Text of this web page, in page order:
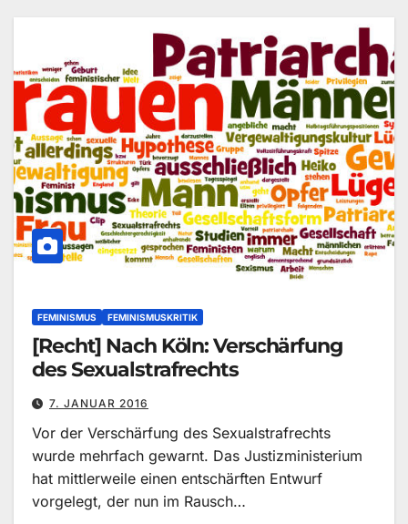
FEMINISMUS FEMINISMUSKRITIK
[Recht] Nach Köln: Verschärfung
des Sexualstrafrechts
7. JANUAR 2016
Vor der Verschärfung des Sexualstrafrechts
wurde mehrfach gewarnt. Das Justizministerium
hat mittlerweile einen entschärften Entwurf
vorgelegt, der nun im Rausch…